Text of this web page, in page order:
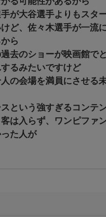
が大谷選手よりもスタ
ど、佐々木選手が一流
ら
去のショーが映画館で
るみたいですけど
の会場を満員にさせる
という強すぎるコンテ
客は入らず、ワンピファ
た人が